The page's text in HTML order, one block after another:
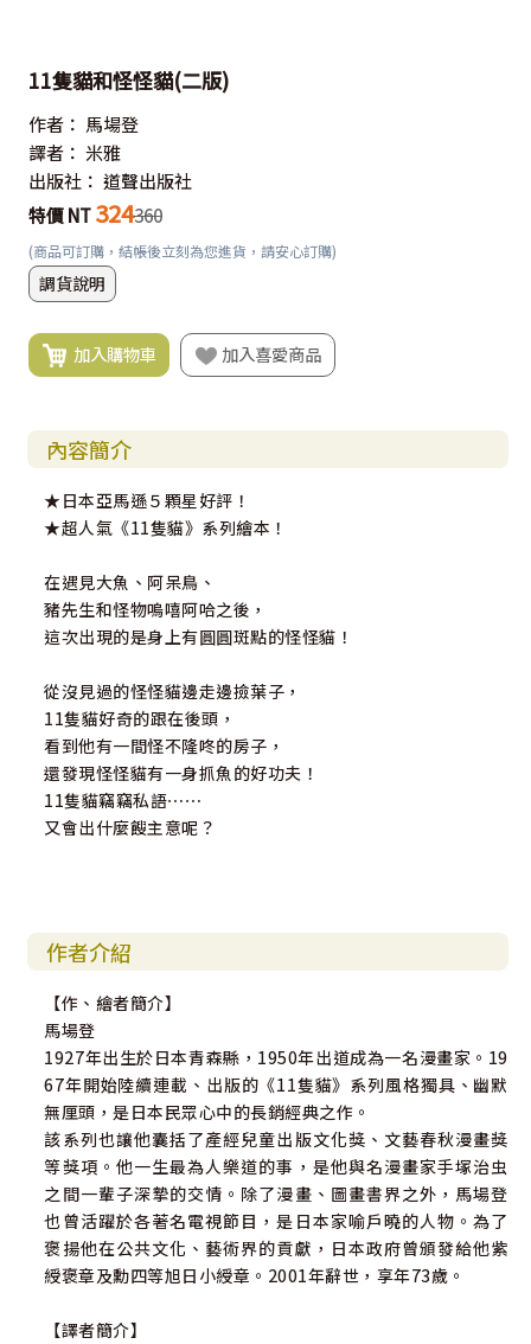
11隻貓和怪怪貓(二版)
作者： 馬場登
譯者： 米雅
出版社： 道聲出版社
特價 NT 324360
(商品可訂購，結帳後立刻為您進貨，請安心訂購)
調貨說明
加入購物車 加入喜愛商品
內容簡介
★日本亞馬遜５顆星好評！
★超人氣《11隻貓》系列繪本！
在遇見大魚、阿呆鳥、
豬先生和怪物嗚嘻阿哈之後，
這次出現的是身上有圓圓斑點的怪怪貓！
從沒見過的怪怪貓邊走邊撿葉子，
11隻貓好奇的跟在後頭，
看到他有一間怪不隆咚的房子，
還發現怪怪貓有一身抓魚的好功夫！
11隻貓竊竊私語⋯⋯
又會出什麼餿主意呢？
作者介紹
【作、繪者簡介】
馬場登
1927年出生於日本青森縣，1950年出道成為一名漫畫家。19
67年開始陸續連載、出版的《11隻貓》系列風格獨具、幽默
無厘頭，是日本民眾心中的長銷經典之作。
該系列也讓他囊括了產經兒童出版文化獎、文藝春秋漫畫獎
等獎項。他一生最為人樂道的事，是他與名漫畫家手塚治虫
之間一輩子深摯的交情。除了漫畫、圖畫書界之外，馬場登
也曾活躍於各著名電視節目，是日本家喻戶曉的人物。為了
褒揚他在公共文化、藝術界的貢獻，日本政府曾頒發給他紫
綬褒章及勳四等旭日小綬章。2001年辭世，享年73歲。
【譯者簡介】